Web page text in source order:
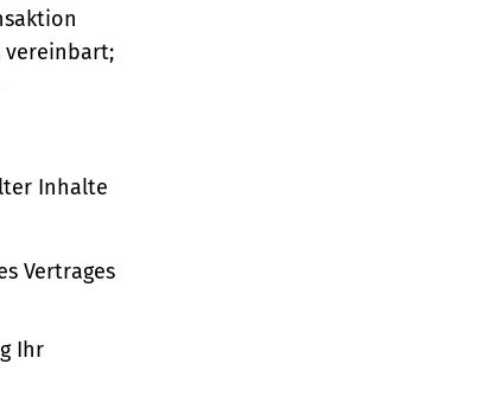
vereinbart;
Inhalte
Vertrages
Ihr